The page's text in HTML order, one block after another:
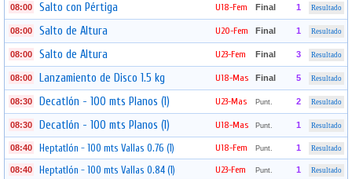
08:00 Salto con Pértiga U18-Fem Final 1 Resultado
08:00 Salto de Altura U20-Fem Final 1 Resultado
08:00 Salto de Altura U23-Fem Final 3 Resultado
08:00 Lanzamiento de Disco 1.5 kg U18-Mas Final 5 Resultado
08:30 Decatlón - 100 mts Planos (1) U23-Mas Punt. 2 Resultado
08:30 Decatlón - 100 mts Planos (1) U18-Mas Punt. 1 Resultado
08:40 Heptatlón - 100 mts Vallas 0.76 (1) U18-Fem Punt. 1 Resultado
08:40 Heptatlón - 100 mts Vallas 0.84 (1) U23-Fem Punt. 1 Resultado